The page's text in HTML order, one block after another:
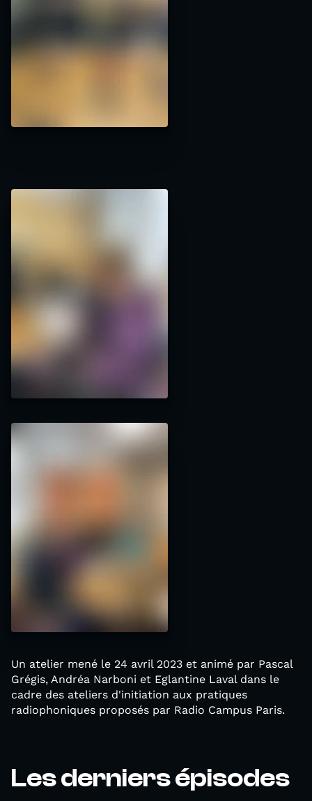
Un atelier mené le 24 avril 2023 et animé par Pascal
Grégis, Andréa Narboni et Eglantine Laval dans le
cadre des ateliers d'initiation aux pratiques
radiophoniques proposés par Radio Campus Paris.
Les derniers épisodes